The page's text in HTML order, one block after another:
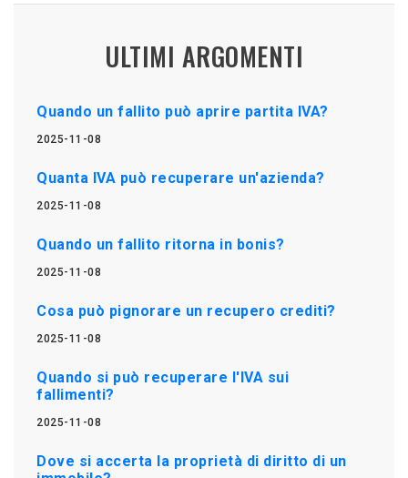
ULTIMI ARGOMENTI
Quando un fallito può aprire partita IVA?
2025-11-08
Quanta IVA può recuperare un'azienda?
2025-11-08
Quando un fallito ritorna in bonis?
2025-11-08
Cosa può pignorare un recupero crediti?
2025-11-08
Quando si può recuperare l'IVA sui
fallimenti?
2025-11-08
Dove si accerta la proprietà di diritto di un